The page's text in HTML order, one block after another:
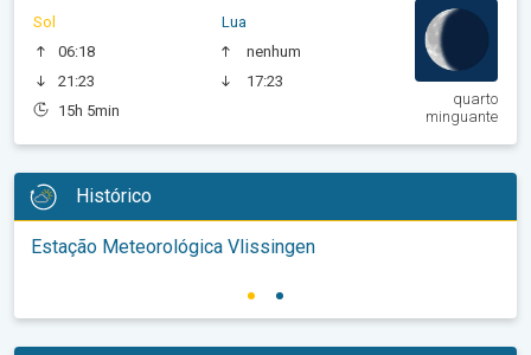
Sol
06:18
21:23
15h 5min
Lua
nenhum
17:23
quarto
minguante
Histórico
Estação Meteorológica Vlissingen